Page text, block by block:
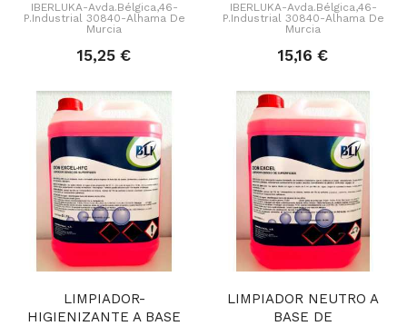
IBERLUKA-Avda.Bélgica,46-
P.Industrial 30840-Alhama De
Murcia
15,25 €
IBERLUKA-Avda.Bélgica,46-
P.Industrial 30840-Alhama De
Murcia
15,16 €
LIMPIADOR-
HIGIENIZANTE A BASE
LIMPIADOR NEUTRO A
BASE DE